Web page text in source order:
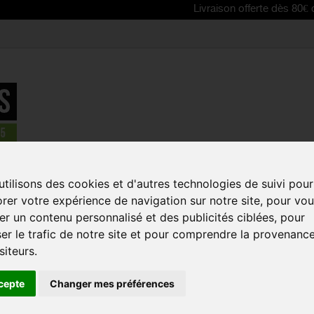
des cookies et d'autres technologies de suivi pour
votre expérience de navigation sur notre site, pour
un contenu personnalisé et des publicités ciblées, pour
le trafic de notre site et pour comprendre la
Changer mes préférences
Livraison offerte dès 80€ d'achat |